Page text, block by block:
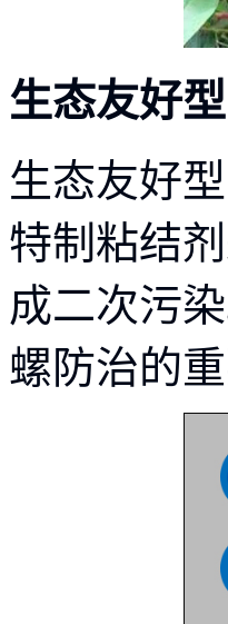
生态友好
生态友好
特制粘结
成二次污
螺防治的重